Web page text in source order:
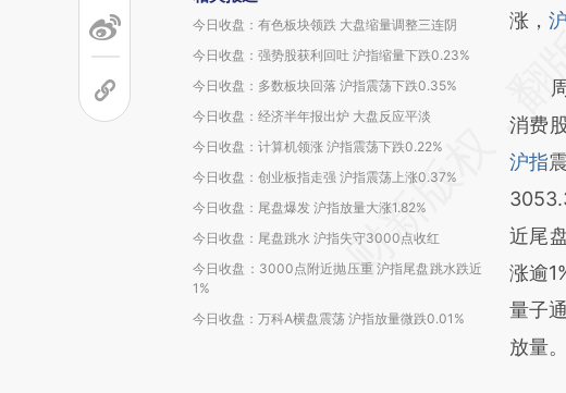
今日收盘：有色板块领跌 大盘缩量调整三连阴
今日收盘：强势股获利回吐 沪指缩量下跌0.23%
今日收盘：多数板块回落 沪指震荡下跌0.35%
今日收盘：经济半年报出炉 大盘反应平淡
今日收盘：计算机领涨 沪指震荡下跌0.22%
今日收盘：创业板指走强 沪指震荡上涨0.37%
今日收盘：尾盘爆发 沪指放量大涨1.82%
今日收盘：尾盘跳水 沪指失守3000点收红
今日收盘：3000点附近抛压重 沪指尾盘跳水跌近
1%
今日收盘：万科A横盘震荡 沪指放量微跌0.01%
成，
新观
对和
涨，
周
消费
沪指
近尾
涨逾
量子
放量。